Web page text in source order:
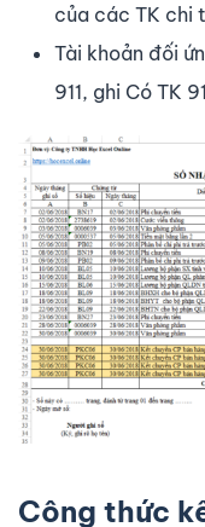
của các TK chi
Tài khoản đối
911, ghi Có TK
Công thức